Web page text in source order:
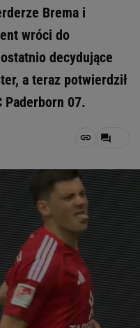
Brema i
wróci do
decydujące
a teraz potwierdził
Paderborn 07.